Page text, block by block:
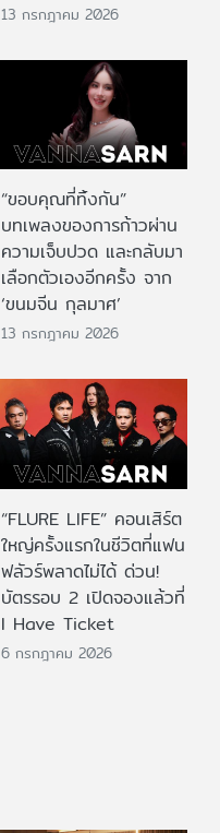
13 กรกฎาคม 2026
“ขอบคุณที่ทิ้งกัน”
บทเพลงของการก้าวผ่าน
ความเจ็บปวด และกลับมา
เลือกตัวเองอีกครั้ง จาก
‘ขนมจีน กุลมาศ’
13 กรกฎาคม 2026
“FLURE LIFE” คอนเสิร์ต
ใหญ่ครั้งแรกในชีวิตที่แฟน
ฟลัวร์พลาดไม่ได้ ด่วน!
บัตรรอบ 2 เปิดจองแล้วที่
I Have Ticket
6 กรกฎาคม 2026